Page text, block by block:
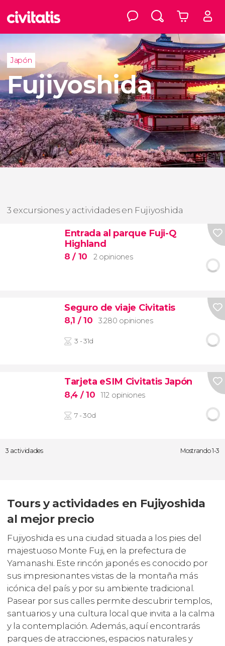
Japón
Fujiyoshida
3 excursiones y actividades en Fujiyoshida
Entrada al parque Fuji-Q
Highland
8/ 10 2 opiniones
Seguro de viaje Civitatis
8,1 / 10 3.280 opiniones
3 - 31d
Tarjeta eSIM Civitatis Japón
8,4 / 10 112 opiniones
7 - 30d
3 actividades Mostrando 1-3
Tours y actividades en Fujiyoshida
al mejor precio
Fujiyoshida es una ciudad situada a los pies del
majestuoso Monte Fuji, en la prefectura de
Yamanashi. Este rincón japonés es conocido por
sus impresionantes vistas de la montaña más
icónica del país y por su ambiente tradicional.
Pasear por sus calles permite descubrir templos,
santuarios y una cultura local que invita a la calma
y la contemplación. Además, aquí encontrarás
parques de atracciones, espacios naturales y